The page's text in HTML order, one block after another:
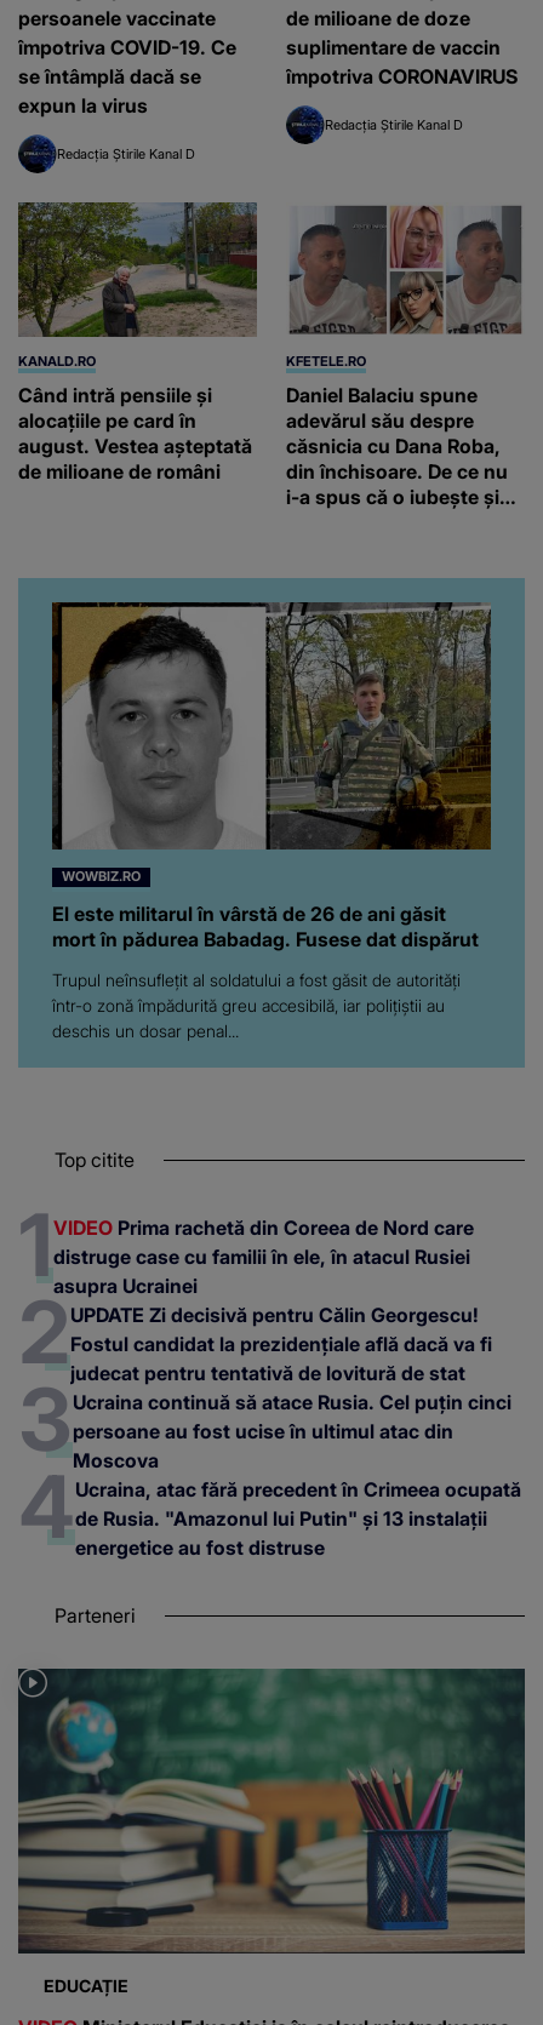
persoanele vaccinate
împotriva COVID-19. Ce
se întâmplă dacă se
expun la virus
Redacția Știrile Kanal D
de milioane de doze
suplimentare de vaccin
împotriva CORONAVIRUS
Redacția Știrile Kanal D
KANALD.RO
Când intră pensiile și
alocațiile pe card în
august. Vestea așteptată
de milioane de români
KFETELE.RO
Daniel Balaciu spune
adevărul său despre
căsnicia cu Dana Roba,
din închisoare. De ce nu
i-a spus că o iubește și
“Am suflet mare. Eu am
ajutat-o.”
WOWBIZ.RO
El este militarul în vârstă de 26 de ani găsit
mort în pădurea Babadag. Fusese dat dispărut
Trupul neînsuflețit al soldatului a fost găsit de autorități
într-o zonă împădurită greu accesibilă, iar polițiștii au
deschis un dosar penal...
Top citite
VIDEO Prima rachetă din Coreea de Nord care
distruge case cu familii în ele, în atacul Rusiei
asupra Ucrainei
UPDATE Zi decisivă pentru Călin Georgescu!
Fostul candidat la prezidențiale află dacă va fi
judecat pentru tentativă de lovitură de stat
Ucraina continuă să atace Rusia. Cel puțin cinci
persoane au fost ucise în ultimul atac din
Moscova
Ucraina, atac fără precedent în Crimeea ocupată
de Rusia. "Amazonul lui Putin" și 13 instalații
energetice au fost distruse
Parteneri
EDUCAȚIE